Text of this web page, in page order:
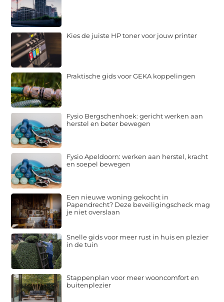
Kies de juiste HP toner voor jouw printer
Praktische gids voor GEKA koppelingen
Fysio Bergschenhoek: gericht werken aan
herstel en beter bewegen
Fysio Apeldoorn: werken aan herstel, kracht
en soepel bewegen
Een nieuwe woning gekocht in
Papendrecht? Deze beveiligingscheck mag
je niet overslaan
Snelle gids voor meer rust in huis en plezier
in de tuin
Stappenplan voor meer wooncomfort en
buitenplezier